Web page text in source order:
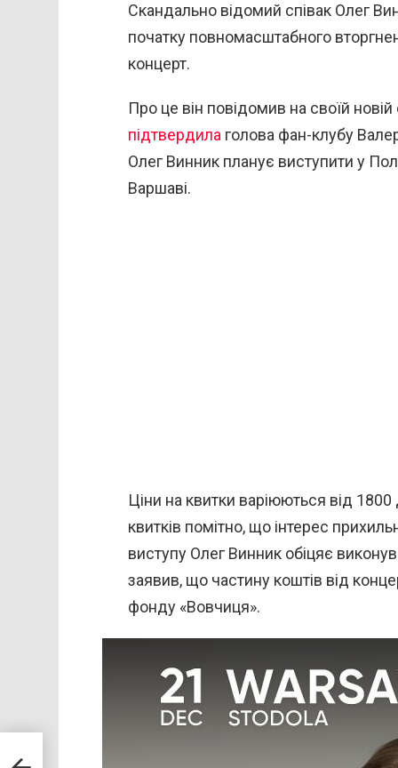
Скандально відомий співак Олег
початку повномасштабного
концерт.
Про це він повідомив на своїй
підтвердила голова фан-клубу
Олег Винник планує виступити у
Варшаві.
Ціни на квитки варіюються від
квитків помітно, що інтерес
виступу Олег Винник обіцяє
заявив, що частину коштів від
фонду «Вовчиця».